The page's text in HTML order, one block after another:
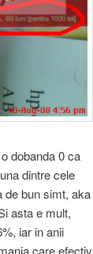
dobanda 0 ca
dintre cele
de bun simt, aka
asta e mult,
iar in anii
care efectiv